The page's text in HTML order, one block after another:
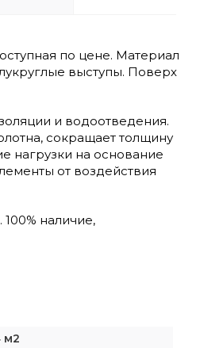
по цене. Материал
выступы. Поверх
и водоотведения.
сокращает толщину
нагрузки на основание
от воздействия
наличие,
м2